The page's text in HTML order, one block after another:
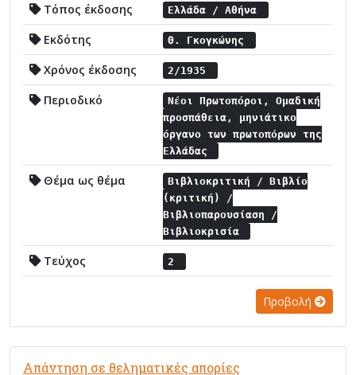
Τόπος έκδοσης Ελλάδα / Αθήνα
Εκδότης Θ. Γκογκώνης
Χρόνος έκδοσης 2/1935
Περιοδικό
Νέοι Πρωτοπόροι, Ομαδική
προσπάθεια, μηνιάτικο
όργανο των πρωτοπόρων της
Ελλάδας
Θέμα ως θέμα
Βιβλιοκριτική / Βιβλίο
(κριτική) /
Βιβλιοπαρουσίαση /
Βιβλιοκρισία
Τεύχος 2
Προβολή
Απάντηση σε θεληματικές απορίες